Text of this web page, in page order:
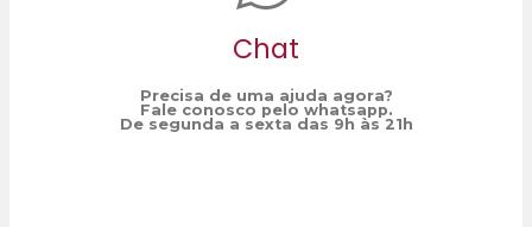
Chat
Precisa de uma ajuda agora?
Fale conosco pelo whatsapp.
De segunda a sexta das 9h às 21h